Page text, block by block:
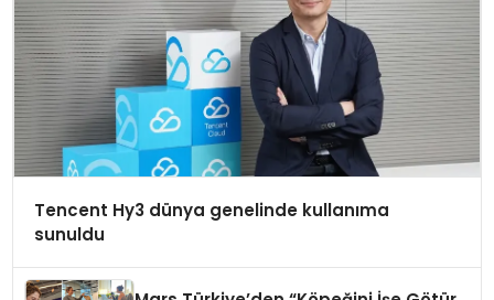
Tencent Hy3 dünya genelinde kullanıma
sunuldu